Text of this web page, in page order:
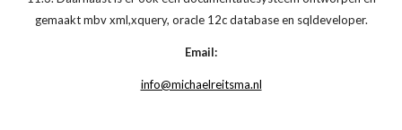
gemaakt mbv xml,xquery, oracle 12c database en sqldeveloper.
Email:
info@michaelreitsma.nl